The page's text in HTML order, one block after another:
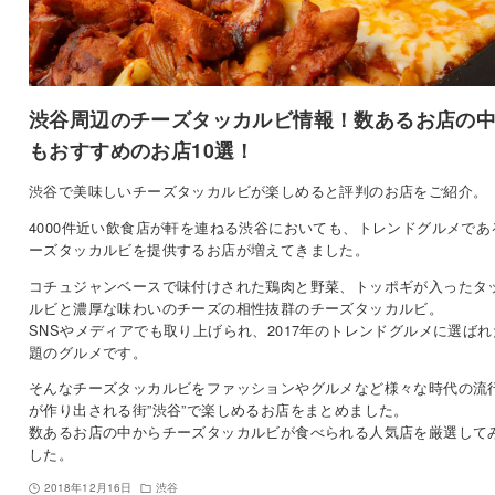
渋谷周辺のチーズタッカルビ情報！数あるお店の
もおすすめのお店10選！
渋谷で美味しいチーズタッカルビが楽しめると評判のお店をご紹介。
4000件近い飲食店が軒を連ねる渋谷においても、トレンドグルメであ
ーズタッカルビを提供するお店が増えてきました。
コチュジャンベースで味付けされた鶏肉と野菜、トッポギが入ったタ
ルビと濃厚な味わいのチーズの相性抜群のチーズタッカルビ。
SNSやメディアでも取り上げられ、2017年のトレンドグルメに選ば
題のグルメです。
そんなチーズタッカルビをファッションやグルメなど様々な時代の流
が作り出される街”渋谷”で楽しめるお店をまとめました。
数あるお店の中からチーズタッカルビが食べられる人気店を厳選して
した。
2018年12月16日 渋谷